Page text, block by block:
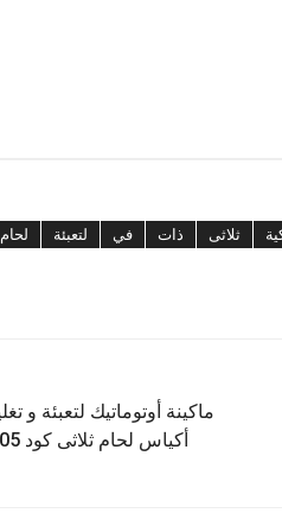
ثلاثى ذات في لتعبئة لحام
ماكينة أوتوماتيك لتعبئة
أكياس لحام ثلاثى كود 905 ماركة مهندس منسي